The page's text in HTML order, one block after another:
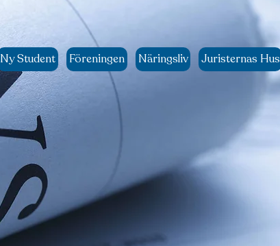
Ny Student Föreningen Näringsliv Juristernas Hus